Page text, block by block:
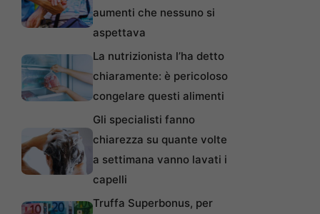
aumenti che nessuno si
aspettava
La nutrizionista l’ha detto
chiaramente: è pericoloso
congelare questi alimenti
Gli specialisti fanno
chiarezza su quante volte
a settimana vanno lavati i
capelli
Truffa Superbonus, per